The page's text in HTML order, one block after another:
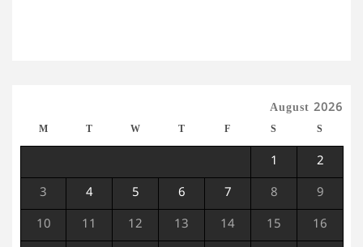
August 2026
M T W T F S S
1 2
3 4 5 6 7 8 9
10 11 12 13 14 15 16